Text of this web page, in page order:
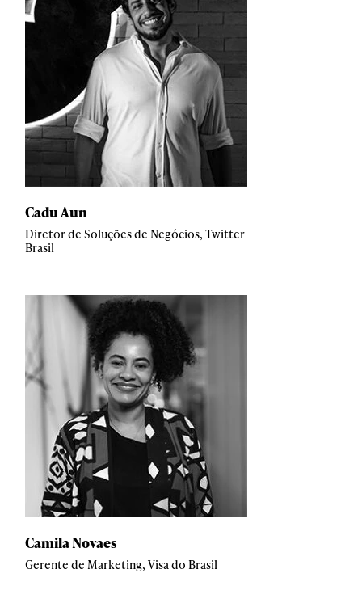
Cadu Aun
Diretor de Soluções de Negócios, Twitter
Brasil
Camila Novaes
Gerente de Marketing, Visa do Brasil